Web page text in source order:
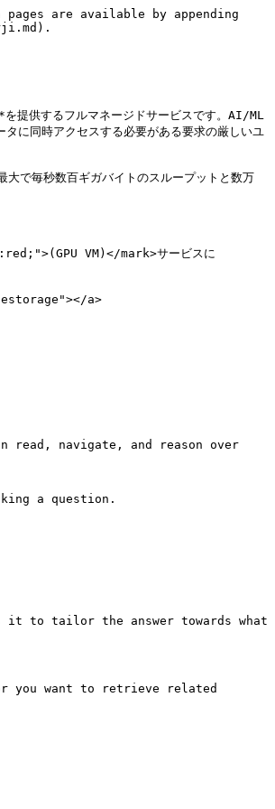
are available by appending
提供するフルマネージドサービスです。AI/ML
に同時アクセスする必要がある要求の厳しいユ
毎秒数百ギガバイトのスループットと数万
VM)</mark>サービスに
a>
read, navigate, and reason over
a question.
it to tailor the answer towards what
you want to retrieve related